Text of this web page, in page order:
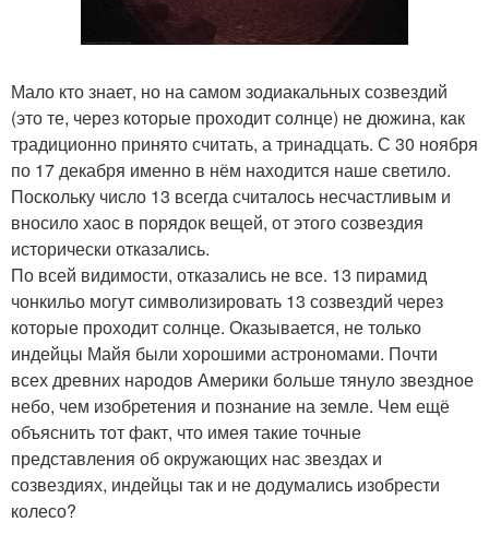
Мало кто знает, но на самом зодиакальных созвездий
(это те, через которые проходит солнце) не дюжина, как
традиционно принято считать, а тринадцать. С 30 ноября
по 17 декабря именно в нём находится наше светило.
Поскольку число 13 всегда считалось несчастливым и
вносило хаос в порядок вещей, от этого созвездия
исторически отказались.
По всей видимости, отказались не все. 13 пирамид
чонкильо могут символизировать 13 созвездий через
которые проходит солнце. Оказывается, не только
индейцы Майя были хорошими астрономами. Почти
всех древних народов Америки больше тянуло звездное
небо, чем изобретения и познание на земле. Чем ещё
объяснить тот факт, что имея такие точные
представления об окружающих нас звездах и
созвездиях, индейцы так и не додумались изобрести
колесо?